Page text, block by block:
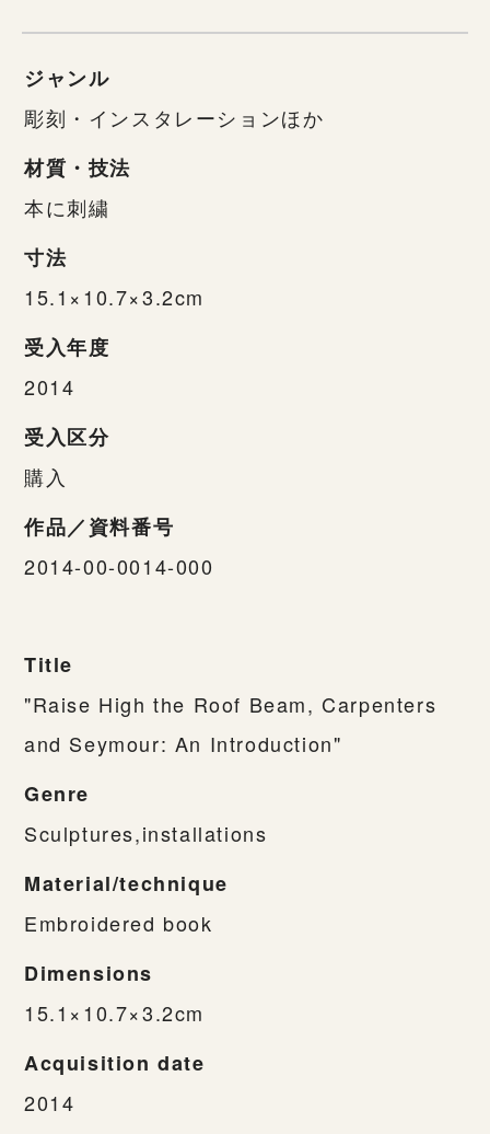
ジャンル
彫刻・インスタレーションほか
材質・技法
本に刺繍
寸法
15.1×10.7×3.2cm
受入年度
2014
受入区分
購入
作品／資料番号
2014-00-0014-000
Title
"Raise High the Roof Beam, Carpenters
and Seymour: An Introduction"
Genre
Sculptures,installations
Material/technique
Embroidered book
Dimensions
15.1×10.7×3.2cm
Acquisition date
2014